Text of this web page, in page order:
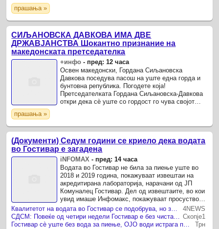
прашања »
СИЉАНОВСКА ДАВКОВА ИМА ДВЕ
ДРЖАВЈАНСТВА Шокантно признание на
македонската претседателка
+инфо - пред: 12 часа
Освен македонски, Гордана Сиљановска
Давкова поседува пасош на уште една горда и
бунтовна република. Погодете која!
Претседателката Гордана Сиљановска-Давкова
откри дека сè уште со гордост го чува својот
прашања »
(Документи) Седум години се криело дека водата
во Гостивар е загадена
iNFOMAX - пред: 14 часа
Водата во Гостивар не била за пиење уште во
2018 и 2019 година, покажуваат извештаи на
акредитирана лабораторија, нарачани од ЈП
Комуналец Гостивар. Дел од извештаите, во кои
увид имаше Инфомакс, покажуваат просуство
на Ешерихија коли и останати бактерии во
водата.
Квалитетот на водата во Гостивар се подобрува, но забраната за пиење останува
4NEWS
СДСМ: Повеќе од четири недели Гостивар е без чиста вода - ниту еден експерт, ниту еден документ, ниту еден одговорен! Скопје1
Гостивар сè уште без вода за пиење, ОЈО води истрага против „Комуналец“
Трн